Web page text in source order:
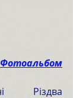
Фотоальбом